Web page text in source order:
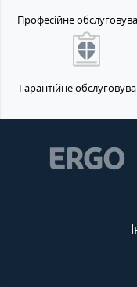
Професійне
Гарантійне